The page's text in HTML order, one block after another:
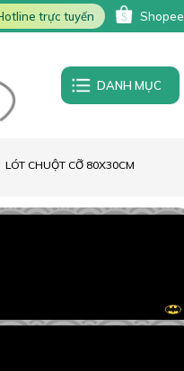
trực tuyến Shopee
DANH MỤC
LÓT CHUỘT CỠ 80X30CM